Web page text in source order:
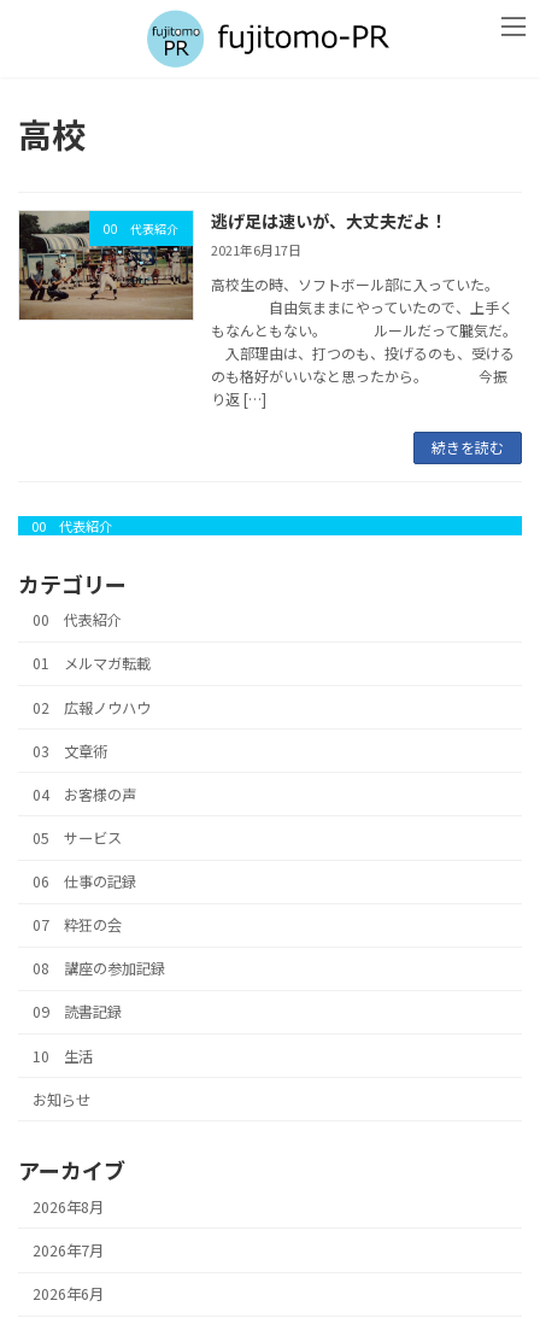
高校
00 代表紹介 逃げ足は速いが、大丈夫だよ！
2021年6月17日
高校生の時、ソフトボール部に入っていた。
自由気ままにやっていたので、上手く
もなんともない。 ルールだって朧気だ。
入部理由は、打つのも、投げるのも、受ける
のも格好がいいなと思ったから。 今振
り返 […]
続きを読む
00 代表紹介
カテゴリー
00 代表紹介
01 メルマガ転載
02 広報ノウハウ
03 文章術
04 お客様の声
05 サービス
06 仕事の記録
07 粋狂の会
08 講座の参加記録
09 読書記録
10 生活
お知らせ
アーカイブ
2026年8月
2026年7月
2026年6月